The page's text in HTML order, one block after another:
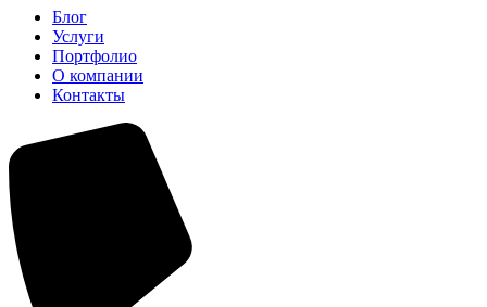
Блог
Услуги
Портфолио
О компании
Контакты